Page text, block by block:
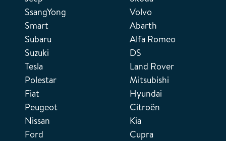
SsangYong
Smart
Subaru
Suzuki
Tesla
Polestar
Fiat
Peugeot
Nissan
Ford
Volvo
Abarth
Alfa Romeo
DS
Land Rover
Mitsubishi
Hyundai
Citroën
Kia
Cupra